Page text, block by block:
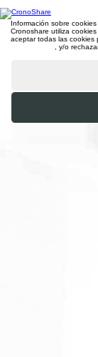
Información sobre cookies
Cronoshare utiliza
aceptar todas las cookies
, y/o